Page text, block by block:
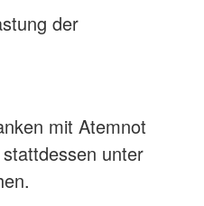
der
mit Atemnot
unter